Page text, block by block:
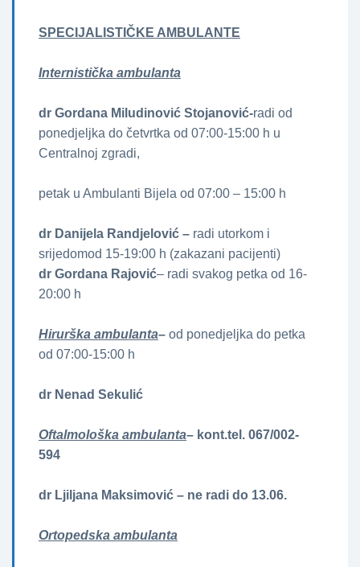
SPECIJALISTIČKE AMBULANTE
Internistička ambulanta
dr Gordana Miludinović Stojanović-radi od
ponedjeljka do četvrtka od 07:00-15:00 h u
Centralnoj zgradi,
petak u Ambulanti Bijela od 07:00 – 15:00 h
dr Danijela Randjelović – radi utorkom i
srijedomod 15-19:00 h (zakazani pacijenti)
dr Gordana Rajović– radi svakog petka od 16-
20:00 h
Hirurška ambulanta– od ponedjeljka do petka
od 07:00-15:00 h
dr Nenad Sekulić
Oftalmološka ambulanta– kont.tel. 067/002-
594
dr Ljiljana Maksimović – ne radi do 13.06.
Ortopedska ambulanta